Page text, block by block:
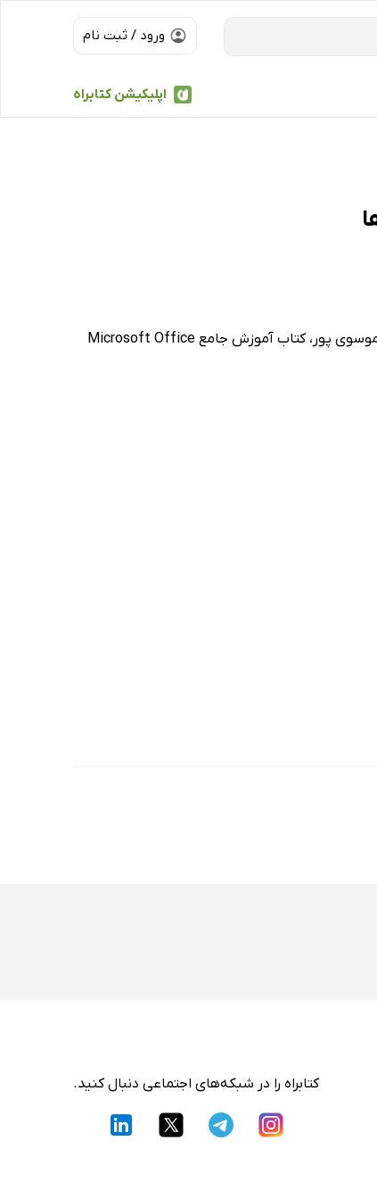
ورود / ثبت نام
اپلیکیشن کتابراه
از جمله کتاب آموزش گام به گام WORD 2019 از سپیده ذاکری، کتاب آموزش پیشرفته 2019 Microsoft Office Word از سید ابراهیم موسوی پور، کتاب آموزش جامع Microsoft Office
کتابراه را در شبکه‌های اجتماعی دنبال کنید.